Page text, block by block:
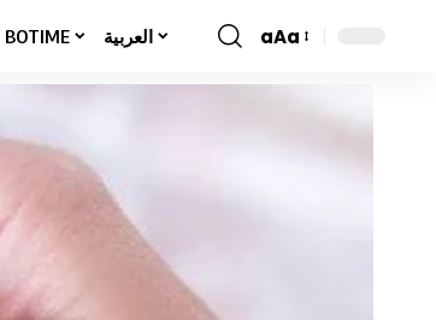
BOTIME العربية
Font
Resizer
aAa